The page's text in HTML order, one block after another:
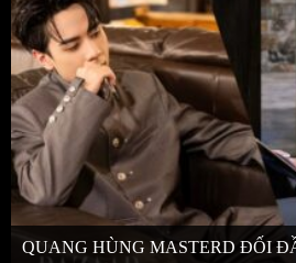
QUANG HÙNG MASTERD ĐỐI